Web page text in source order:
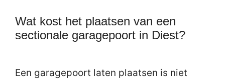
Wat kost het plaatsen van een
sectionale garagepoort in Diest?
Een garagepoort laten plaatsen is niet